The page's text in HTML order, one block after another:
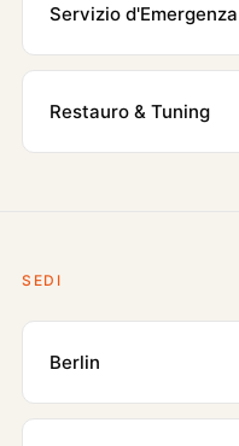
Servizio d'Emergenza
Restauro & Tuning
SEDI
Berlin